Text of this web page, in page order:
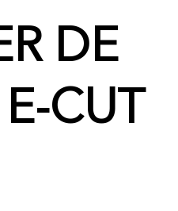
DE
CUT